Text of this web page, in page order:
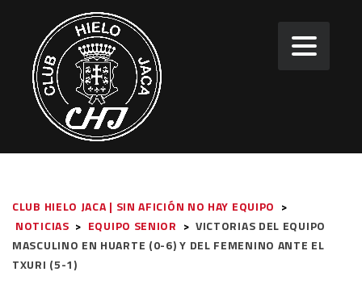
CLUB HIELO JACA | SIN AFICIÓN NO HAY EQUIPO >
NOTICIAS > EQUIPO SENIOR > VICTORIAS DEL EQUIPO
MASCULINO EN HUARTE (0-6) Y DEL FEMENINO ANTE EL
TXURI (5-1)